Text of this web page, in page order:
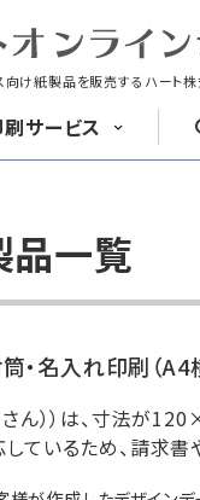
向け紙製品を販売する ハート
B5横3つ折
90×205
サービス
イル印刷サービス
品一覧
名入れ印刷（A4
ん））は、寸法が
ているため、請求